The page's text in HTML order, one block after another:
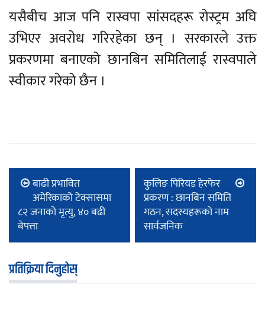
यसैबीच आज पनि रास्वपा सांसदहरू रोस्ट्रम अघि
उभिएर अवरोध गरिरहेका छन् । सरकारले उक्त
प्रकरणमा बनाएको छानबिन समितिलाई रास्वपाले
स्वीकार गरेको छैन ।
बाढी प्रभावित
अमेरिकाको टेक्सासमा
८२ जनाको मृत्यु, ४० बढी
बेपत्ता
कुलिङ पिरियड हेरफेर
प्रकरण : छानबिन समिति
गठन, सदस्यहरूको नाम
सार्वजनिक
प्रतिक्रिया दिनुहोस्